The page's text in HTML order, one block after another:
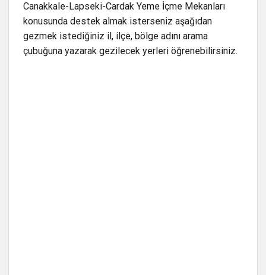
Canakkale-Lapseki-Cardak Yeme İçme Mekanları
konusunda destek almak isterseniz aşağıdan
gezmek istediğiniz il, ilçe, bölge adını arama
çubuğuna yazarak gezilecek yerleri öğrenebilirsiniz.